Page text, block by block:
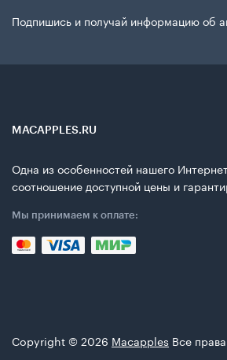
Подпишись и получай информацию об
MACAPPLES.RU
Одна из особенностей нашего
соотношение доступной цены и
Мы принимаем к оплате:
Copyright © 2026 Macapples Все